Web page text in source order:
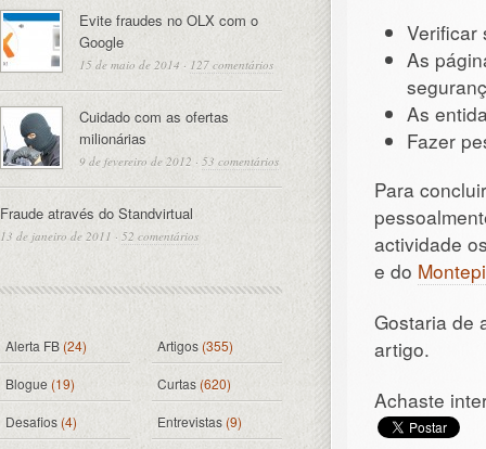
Verificar
As
As
Fazer
Para
actividade
e do
Gostaria de
artigo.
Achaste
Evite fraudes no OLX com o
Google
15 de maio de 2014 · 127 comentários
Cuidado com as ofertas
milionárias
9 de fevereiro de 2012 · 53 comentários
Fraude através do Standvirtual
13 de janeiro de 2011 · 52 comentários
Alerta FB(24) Artigos (355)
Blogue (19) Curtas (620)
Desafios (4) Entrevistas (9)